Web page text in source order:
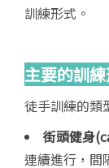
訓練形式。
主要的訓
徒手訓練的類
街頭健身
連續進行，間